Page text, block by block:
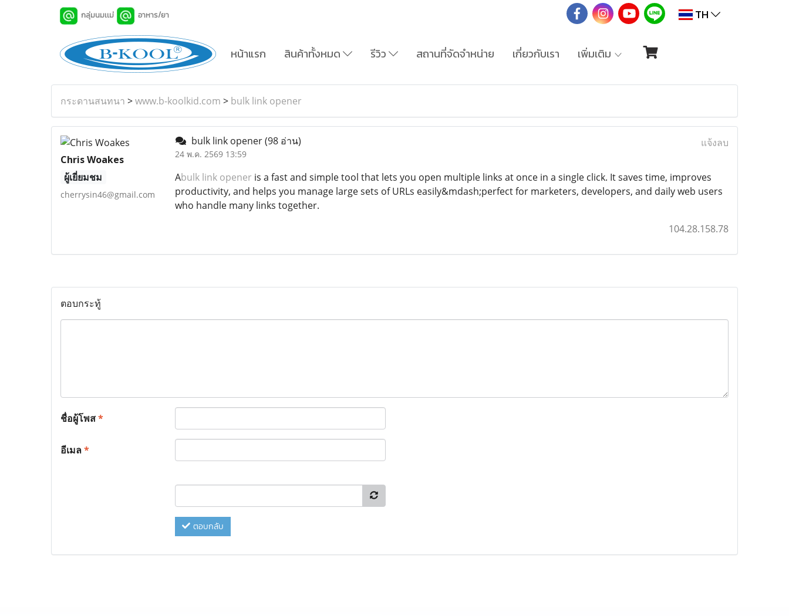
กลุ่มนมเเม่ อาหาร/ยา TH
หน้าแรก สินค้าทั้งหมด รีวิว สถานที่จัดจำหน่าย เกี่ยวกับเรา เพิ่มเติม
กระดานสนทนา >www.b-koolkid.com > bulk link opener
Chris Woakes
ผู้เยี่ยมชม
cherrysin46@gmail.com
bulk link opener(98 อ่าน)
24 พ.ค. 2569 13:59
แจ้งลบ
Abulk link opener is a fast and simple tool that lets you open multiple links at once in a single click. It saves time, improves
productivity, and helps you manage large sets of URLs easily&mdash;perfect for marketers, developers, and daily web users
who handle many links together.
104.28.158.78
ตอบกระทู้
ชื่อผู้โพส*
อีเมล*
ตอบกลับ